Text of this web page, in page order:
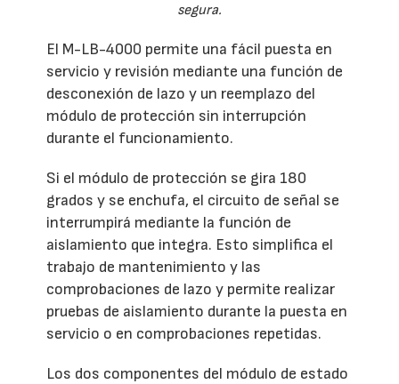
segura.
El M-LB-4000 permite una fácil puesta en
servicio y revisión mediante una función de
desconexión de lazo y un reemplazo del
módulo de protección sin interrupción
durante el funcionamiento.
Si el módulo de protección se gira 180
grados y se enchufa, el circuito de señal se
interrumpirá mediante la función de
aislamiento que integra. Esto simplifica el
trabajo de mantenimiento y las
comprobaciones de lazo y permite realizar
pruebas de aislamiento durante la puesta en
servicio o en comprobaciones repetidas.
Los dos componentes del módulo de estado